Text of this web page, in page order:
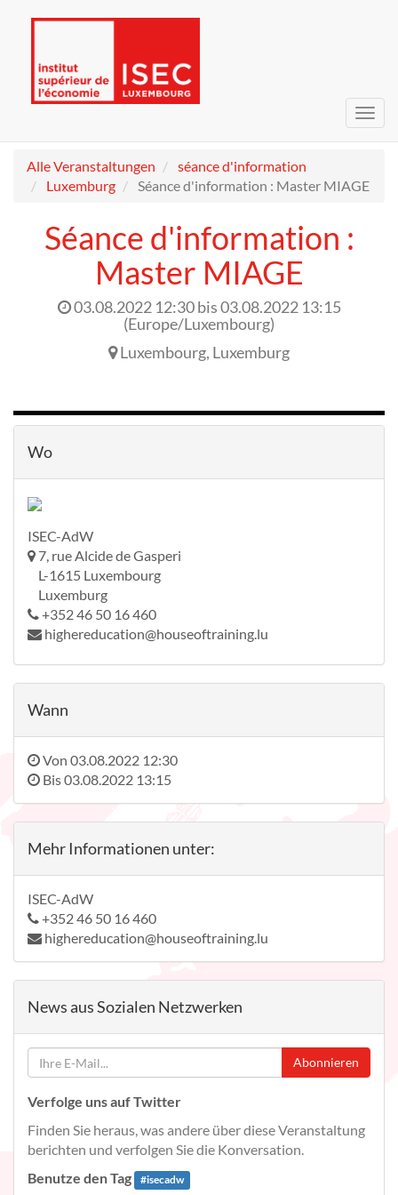
Alle Veranstaltungen
séance d'information
Luxemburg
Séance d'information : Master MIAGE
Séance d'information :
Master MIAGE
03.08.2022 12:30bis03.08.2022 13:15
(Europe/Luxembourg)
Luxembourg, Luxemburg
Wo
ISEC-AdW
7, rue Alcide de Gasperi
L-1615 Luxembourg
Luxemburg
+352 46 50 16 460
highereducation@houseoftraining.lu
Wann
Von 03.08.2022 12:30
Bis03.08.2022 13:15
Mehr Informationen unter:
ISEC-AdW
+352 46 50 16 460
highereducation@houseoftraining.lu
News aus Sozialen Netzwerken
Abonnieren
Verfolge uns auf Twitter
Finden Sie heraus, was andere über diese Veranstaltung
berichten und verfolgen Sie die Konversation.
Benutze den Tag
#isecadw